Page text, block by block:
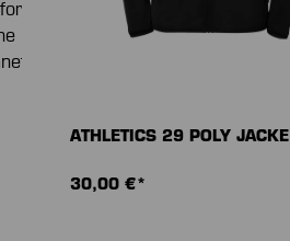
ATHLETICS 29 POLY JACKE
30,00 €*